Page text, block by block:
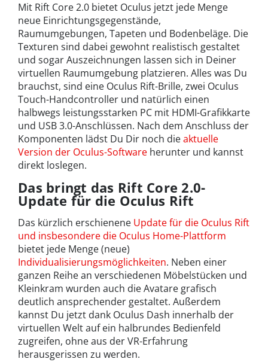
Mit Rift Core 2.0 bietet Oculus jetzt jede Menge
neue Einrichtungsgegenstände,
Raumumgebungen, Tapeten und Bodenbeläge. Die
Texturen sind dabei gewohnt realistisch gestaltet
und sogar Auszeichnungen lassen sich in Deiner
virtuellen Raumumgebung platzieren. Alles was Du
brauchst, sind eine Oculus Rift-Brille, zwei Oculus
Touch-Handcontroller und natürlich einen
halbwegs leistungsstarken PC mit HDMI-Grafikkarte
und USB 3.0-Anschlüssen. Nach dem Anschluss der
Komponenten lädst Du Dir noch dieaktuelle
Version der Oculus-Software herunter und kannst
direkt loslegen.
Das bringt das Rift Core 2.0-
Update für die Oculus Rift
Das kürzlich erschienene Update für die Oculus Rift
und insbesondere die Oculus Home-Plattform
bietet jede Menge (neue)
Individualisierungsmöglichkeiten. Neben einer
ganzen Reihe an verschiedenen Möbelstücken und
Kleinkram wurden auch die Avatare grafisch
deutlich ansprechender gestaltet. Außerdem
kannst Du jetzt dank Oculus Dash innerhalb der
virtuellen Welt auf ein halbrundes Bedienfeld
zugreifen, ohne aus der VR-Erfahrung
herausgerissen zu werden.